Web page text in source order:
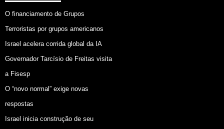
O financiamento de Grupos
Terroristas por grupos americanos
Israel acelera corrida global da IA
Governador Tarcísio de Freitas visita
a Fisesp
O “novo normal” exige novas
respostas
Israel inicia construção de seu